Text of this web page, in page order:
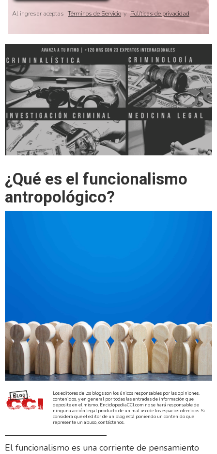
Al ingresar aceptas Términos de Servicio y Políticas de privacidad
¿Qué es el funcionalismo
antropológico?
Los editores de los blogs son los únicos responsables por las opiniones,
contenidos, y en general por todas las entradas de información que
deposite en el mismo. EnciclopediaCCI.com no se hará responsable de
ninguna acción legal producto de un mal uso de los espacios ofrecidos. Si
considera que el editor de un blog está poniendo un contenido que
represente un abuso, contáctenos.
El funcionalismo es una corriente de pensamiento